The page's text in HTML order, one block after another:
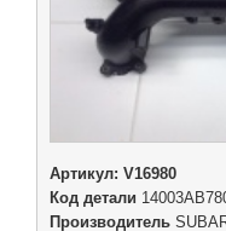
Артикул: V16980
Код детали
Производитель